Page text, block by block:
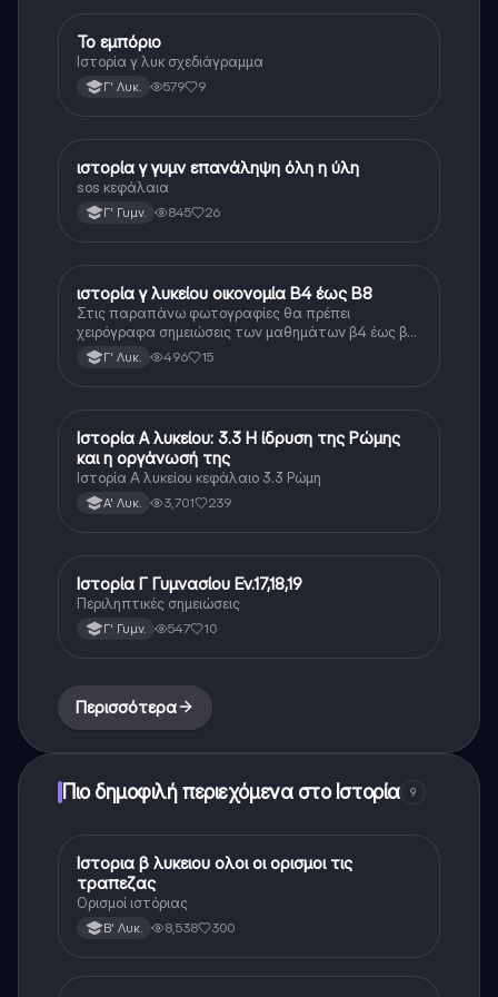
Ιστορία
Το εμπόριο
Ιστορία γ λυκ σχεδιάγραμμα
Γ' Λυκ. 579 9
Ιστορία
ιστορία γ γυμν επανάληψη όλη η ύλη
sos κεφάλαια
Γ' Γυμν. 845 26
Ιστορία
ιστορία γ λυκείου οικονομία Β4 έως Β8
Στις παραπάνω φωτογραφίες θα πρέπει
χειρόγραφα σημειώσεις των μαθημάτων β4 έως β8
της οικονομίας της ιστορίας γ λυκείου οι σημειώσεις
αυτές είναι ίδιες ή αρκετά κοντά στο πρωτότυπο
Γ' Λυκ. 496 15
Ιστορία
Ιστορία Α λυκείου: 3.3 Η ίδρυση της Ρώμης
και η οργάνωσή της
Ιστορία Α λυκείου κεφάλαιο 3.3 Ρώμη
Α' Λυκ. 3,701 239
Ιστορία
Ιστορία Γ Γυμνασίου Εν.17,18,19
Περιληπτικές σημειώσεις
Γ' Γυμν. 547 10
Περισσότερα
Πιο δημοφιλή περιεχόμενα στο Ιστορία 9
Ιστορία
Ιστορια β λυκειου ολοι οι ορισμοι τις
τραπεζας
Ορισμοί ιστόριας
Β' Λυκ. 8,538 300